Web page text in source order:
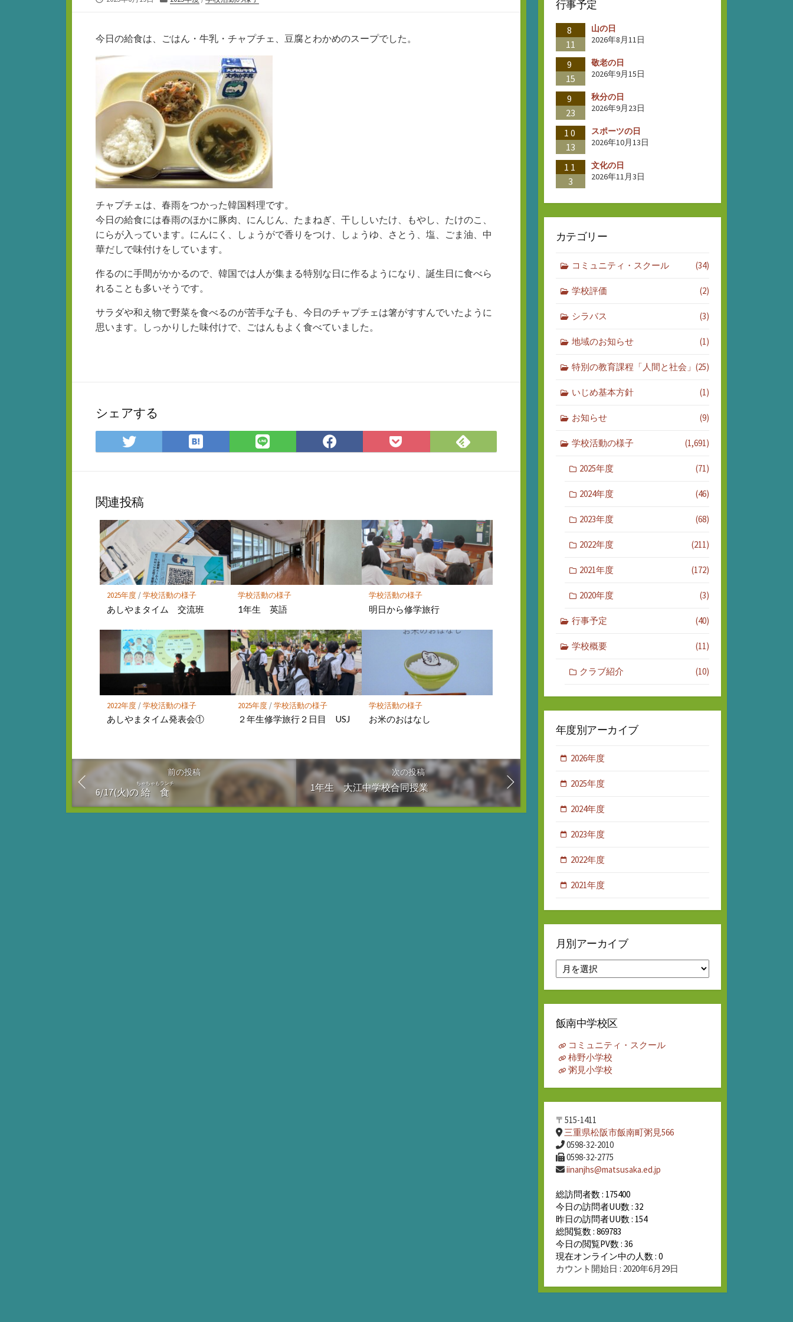
リ
ー
今日の給食は、ごはん・牛乳・チャプチェ、豆腐とわかめのスープでした。
チャプチェは、春雨をつかった韓国料理です。
今日の給食には春雨のほかに豚肉、にんじん、たまねぎ、干ししいたけ、もやし、たけのこ、
にらが入っています。にんにく、しょうがで香りをつけ、しょうゆ、さとう、塩、ごま油、中
華だしで味付けをしています。
作るのに手間がかかるので、韓国では人が集まる特別な日に作るようになり、誕生日に食べら
れることも多いそうです。
サラダや和え物で野菜を食べるのが苦手な子も、今日のチャプチェは箸がすすんでいたように
思います。しっかりした味付けで、ごはんもよく食べていました。
シェアする
Twitter
で
ア
は
て
マ
ー
ク
に
保
LINE
で
Facebook
で
Pocket
に
Feedly
で
関連投稿
2025年度/学校活動の様子
あしやまタイム 交流班
学校活動の様子
1年生 英語
学校活動の様子
明日から修学旅行
2022年度/学校活動の様子
あしやまタイム発表会①
2025年度/学校活動の様子
２年生修学旅行２日目 USJ
学校活動の様子
お米のおはなし
前の投稿
6/17(火)の 給食
ちゃちゃもランチ
次の投稿
1年生 大江中学校合同授業
行事予定
8
11
山の日
2026年8月11日
9
15
敬老の日
2026年9月15日
9
23
秋分の日
2026年9月23日
10
13
スポーツの日
2026年10月13日
11
3
文化の日
2026年11月3日
カテゴリー
コミュニティ・スクール (34)
学校評価 (2)
シラバス (3)
地域のお知らせ (1)
特別の教育課程「人間と社会」 (25)
いじめ基本方針 (1)
お知らせ (9)
学校活動の様子 (1,691)
2025年度 (71)
2024年度 (46)
2023年度 (68)
2022年度 (211)
2021年度 (172)
2020年度 (3)
行事予定 (40)
学校概要 (11)
クラブ紹介 (10)
年度別アーカイブ
2026年度
2025年度
2024年度
2023年度
2022年度
2021年度
月別アーカイブ
別
ア
ー
イ
飯南中学校区
コミュニティ・スクール
柿野小学校
粥見小学校
〒515-1411
三重県松阪市飯南町粥見566
0598-32-2010
0598-32-2775
iinanjhs@matsusaka.ed.jp
総訪問者数 : 175400
今日の訪問者UU数 : 32
昨日の訪問者UU数 : 154
総閲覧数 : 869783
今日の閲覧PV数 : 36
現在オンライン中の人数 : 0
カウント開始日 : 2020年6月29日